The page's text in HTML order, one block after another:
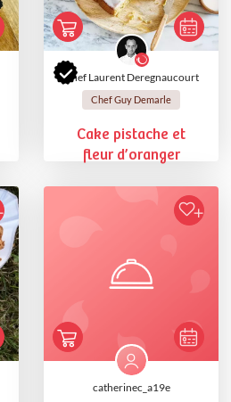
Chef Laurent Deregnaucourt
Chef Guy Demarle
Cake pistache et
fleur d’oranger
catherinec_a19e